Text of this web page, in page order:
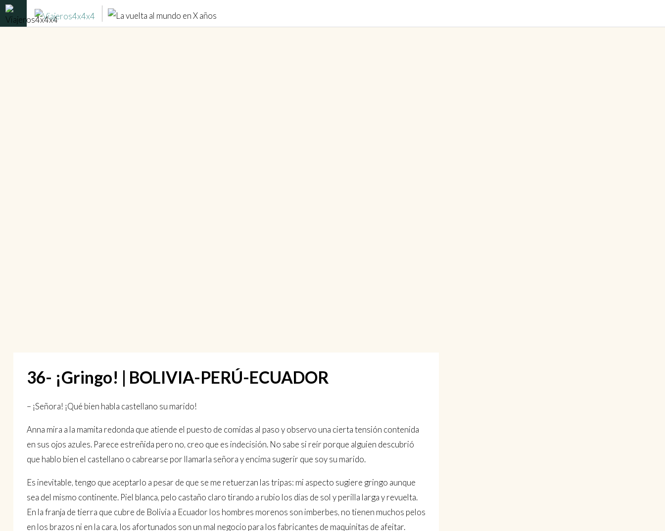
36- ¡Gringo! | BOLIVIA-PERÚ-ECUADOR
– ¡Señora! ¡Qué bien habla castellano su marido!
Anna mira a la mamita redonda que atiende el puesto de comidas al paso y observo una cierta tensión contenida
en sus ojos azules. Parece estreñida pero no, creo que es indecisión. No sabe si reír porque alguien descubrió
que hablo bien el castellano o cabrearse por llamarla señora y encima sugerir que soy su marido.
Es inevitable, tengo que aceptarlo a pesar de que se me retuerzan las tripas: mi aspecto sugiere gringo aunque
sea del mismo continente. Piel blanca, pelo castaño claro tirando a rubio los días de sol y perilla larga y revuelta.
En la franja de tierra que cubre de Bolivia a Ecuador los hombres morenos son imberbes, no tienen muchos pelos
en los brazos ni en la cara, los afortunados son un mal negocio para los fabricantes de maquinitas de afeitar.